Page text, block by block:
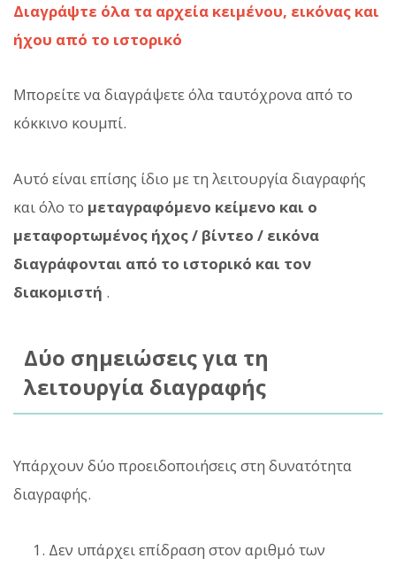
Διαγράψτε όλα τα αρχεία κειμένου, εικόνας και
ήχου από το ιστορικό
Μπορείτε να διαγράψετε όλα ταυτόχρονα από το
κόκκινο κουμπί.
Αυτό είναι επίσης ίδιο με τη λειτουργία διαγραφής
και όλο το μεταγραφόμενο κείμενο και ο
μεταφορτωμένος ήχος / βίντεο / εικόνα
διαγράφονται από το ιστορικό και τον
διακομιστή .
Δύο σημειώσεις για τη
λειτουργία διαγραφής
Υπάρχουν δύο προειδοποιήσεις στη δυνατότητα
διαγραφής.
Δεν υπάρχει επίδραση στον αριθμό των